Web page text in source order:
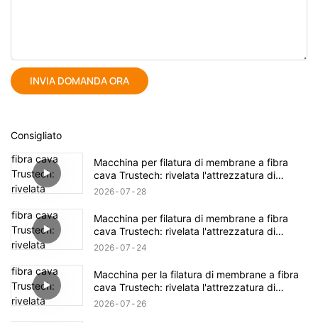
INVIA DOMANDA ORA
Consigliato
Macchina per filatura di membrane a fibra
cava Trustech: rivelata l'attrezzatura di
filatura TIPS (17)
2026 07 28
Macchina per filatura di membrane a fibra
cava Trustech: rivelata l'attrezzatura di
filatura TIPS (16)
2026 07 24
Macchina per la filatura di membrane a fibra
cava Trustech: rivelata l'attrezzatura di
filatura NIPS (18)
2026 07 26